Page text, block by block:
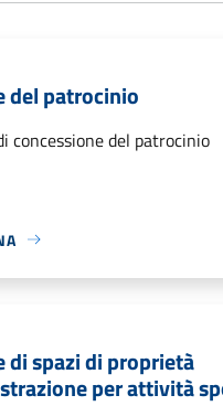
del patrocinio
concessione del patrocinio
di spazi di proprietà
per attività